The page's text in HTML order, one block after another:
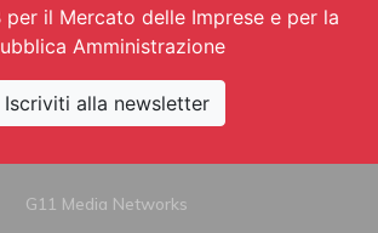
per il Mercato delle Imprese e per la
Amministrazione
Iscriviti alla newsletter
G11 Media Networks